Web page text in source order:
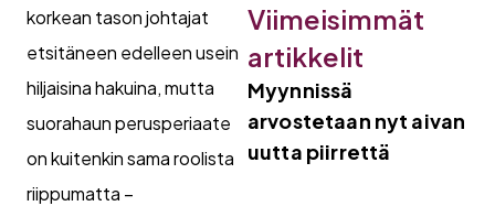
korkean tason johtajat
etsitäneen edelleen usein
hiljaisina hakuina, mutta
suorahaun perusperiaate
on kuitenkin sama roolista
riippumatta –
Viimeisimmät
artikkelit
Myynnissä
arvostetaan nyt aivan
uutta piirrettä